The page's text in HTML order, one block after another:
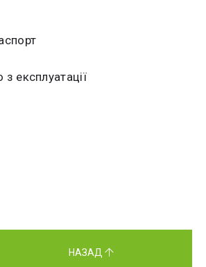
з експлуатації
НАЗАД